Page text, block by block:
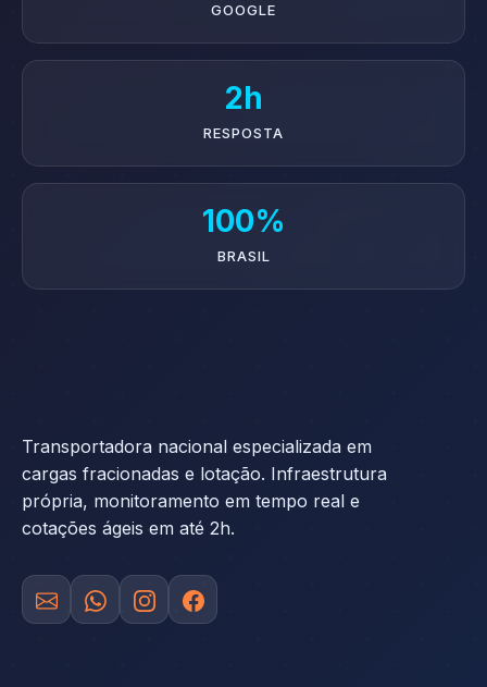
GOOGLE
2h
RESPOSTA
100%
BRASIL
Transportadora nacional especializada em
cargas fracionadas e lotação. Infraestrutura
própria, monitoramento em tempo real e
cotações ágeis em até 2h.